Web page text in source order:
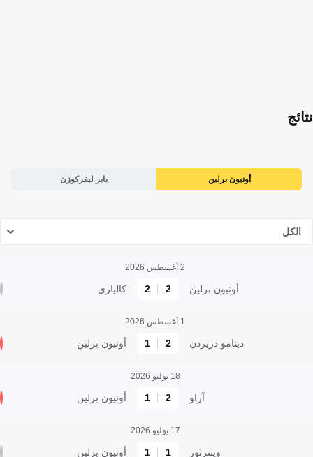
نتائج
أونيون برلين باير ليفركوزن
الكل
2 أغسطس 2026
أونيون برلين 2
2 كالياري
1 أغسطس 2026
دينامو دريزدن 2
1 أونيون برلين
18 يوليو 2026
آراو 2
1 أونيون برلين
17 يوليو 2026
وينترثور 1
1 أونيون برلين